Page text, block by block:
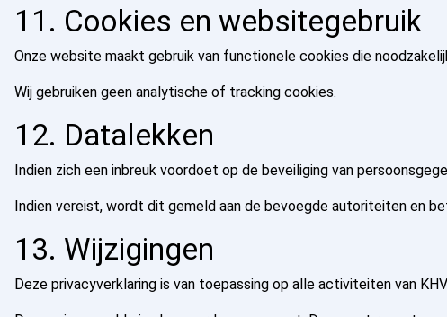
11. Cookies en websitegebruik
Onze website maakt gebruik van functionele cookies die
Wij gebruiken geen analytische of tracking cookies.
12. Datalekken
Indien zich een inbreuk voordoet op de beveiliging van
Indien vereist, wordt dit gemeld aan de bevoegde autoriteiten en
13. Wijzigingen
Deze privacyverklaring is van toepassing op alle activiteiten van